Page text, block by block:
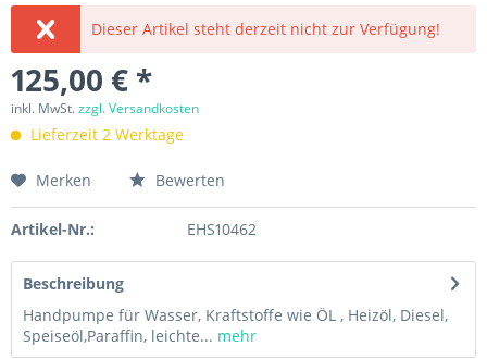
Dieser Artikel steht derzeit nicht zur Verfügung!
125,00 € *
inkl. MwSt.zzgl. Versandkosten
Lieferzeit 2 Werktage
Merken Bewerten
Artikel-Nr.: EHS10462
Beschreibung
Handpumpe für Wasser, Kraftstoffe wie ÖL , Heizöl, Diesel,
Speiseöl,Paraffin, leichte... mehr